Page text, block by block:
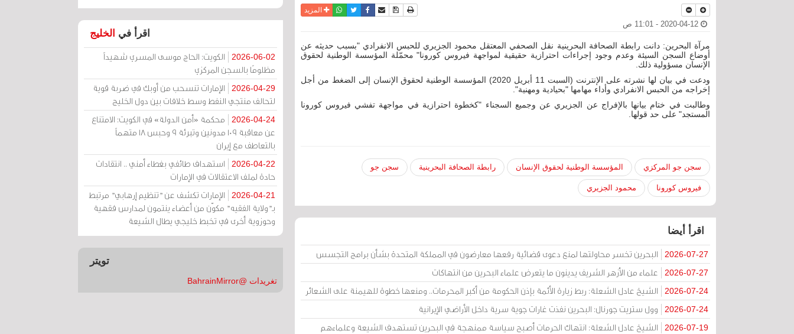
نسخة للطباعة
حفظ الموضوع
أرسل الى صديق
فيسبوكتويترواتسابالمزيد
مرآة البحرين: دانت رابطة الصحافة البحرينية نقل الصحفي المعتقل محمود الجزيري للحبس الانفرادي "بسبب حديثه عن
أوضاع السجن السيئة وعدم وجود إجراءات احترازية حقيقية لمواجهة فيروس كورونا" محمّلة المؤسسة الوطنية لحقوق
الإنسان مسؤولية ذلك.
ودعت في بيان لها نشرته على الإنترنت (السبت 11 أبريل 2020) المؤسسة الوطنية لحقوق الإنسان إلى الضغط من أجل
إخراجه من الحبس الانفرادي وأداء مهامها "بحيادية ومهنية".
وطالبت في ختام بيانها بالإفراج عن الجزيري عن وجميع السجناء "كخطوة احترازية في مواجهة تفشي فيروس كورونا
المستجد" على حد قولها.
سجن جو المركزي المؤسسة الوطنية لحقوق الإنسان رابطة الصحافة البحرينية سجن جو
فيروس كورونا محمود الجزيري
اقرأ أيضا
2026-07-27 البحرين تخسر محاولتها لمنع دعوى قضائية رفعها معارضون في المملكة المتحدة بشأن برامج التجسس
2026-07-27 علماء من الأزهر الشريف يدينون ما يتعرض علماء البحرين من انتهاكات
2026-07-24 الشيخ عادل الشعلة: ربط زيارة الأئمة بإذن الحكومة من أكبر المحرمات.. ومنعها خطوة للهيمنة على الشعائر
2026-07-24 وول ستريت جورنال: البحرين نفذت غارات جوية سرية داخل الأراضي الإيرانية
2026-07-19 الشيخ عادل الشعلة: انتهاك الحرمات أصبح سياسة ممنهجة في البحرين تستهدف الشيعة وعلماءهم
اقرأ في الخليج
2026-06-02
الكويت: الحاج موسى المسري شهيداً
مظلومًا بالسجن المركزي
2026-04-29
الإمارات تنسحب من أوبك في ضربة قوية
لتحالف منتجي النفط وسط خلافات بين دول الخليج
2026-04-24
محكمة «أمن الدولة» في الكويت: الامتناع
عن معاقبة 109 مدونين وتبرئة 9 وحبس 18 متهماً
بالتعاطف مع إيران
2026-04-22
استهداف طائفي بغطاء أمني .. انتقادات
حادة لملف الاعتقالات في الإمارات
2026-04-21
الإمارات تكشف عن "تنظيم إرهابي" مرتبط
بـ"ولاية الفقيه" مكوّن من أعضاء ينتمون لمدارس فقهية
وحوزوية أخرى في تخبط خليجي يطال الشيعة
تويتر
تغريدات @BahrainMirror